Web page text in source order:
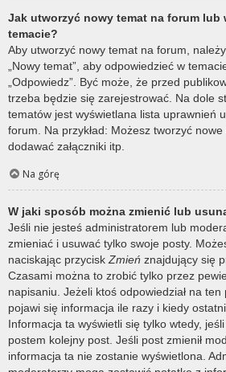
Jak utworzyć nowy temat na forum lub
temacie?
Aby utworzyć nowy temat na forum,
„Nowy temat”, aby odpowiedzieć w
„Odpowiedz”. Być może, że przed
trzeba będzie się zarejestrować. Na dole
tematów jest wyświetlana lista uprawnień
forum. Na przykład: Możesz tworzyć
dodawać załączniki itp.
Na górę
W jaki sposób można zmienić lub
Jeśli nie jesteś administratorem lub
zmieniać i usuwać tylko swoje posty.
naciskając przycisk Zmień znajdujący się
Czasami można to zrobić tylko przez
napisaniu. Jeżeli ktoś odpowiedział na
pojawi się informacja ile razy i kiedy
Informacja ta wyświetli się tylko wtedy,
postem kolejny post. Jeśli post zmienił
informacja ta nie zostanie wyświetlona.